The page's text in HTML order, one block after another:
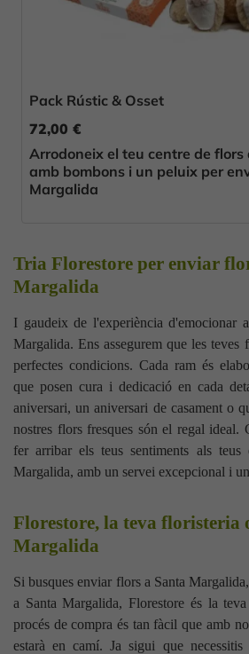
Pack Rústic & Osset
72,00 €
Arrodoneix el teu centre de
amb bombons i un peluix per
Margalida
Tria Florestore per enviar
Margalida
I gaudeix de l'experiència d'emocionar
Margalida. Ens assegurem que les
perfectes condicions. Cada ram és
que posen cura i dedicació en cada
aniversari, un aniversari de casament o
nostres flors fresques són el regal ideal.
fer arribar els teus sentiments als teus
Margalida, amb un servei excepcional i
Florestore, la teva floristeria
Margalida
Si busques enviar flors a Santa
a Santa Margalida, Florestore és la
procés de compra és tan fàcil que amb
estarà en camí. Ja sigui que